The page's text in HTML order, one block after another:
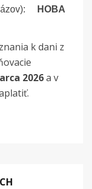
HOBA
k dani z
2026a v